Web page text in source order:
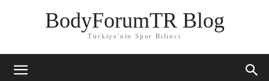
BodyForumTR Blog
Türkiye'nin Spor Bilinci